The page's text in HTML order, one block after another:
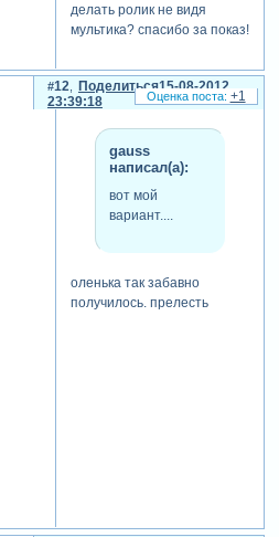
делать ролик не видя
мультика? спасибо за показ!
Поделиться
12
15-08-2012
23:39:18
gauss
написал(а):
вот мой
вариант....
оленька так забавно
получилось. прелесть
+1